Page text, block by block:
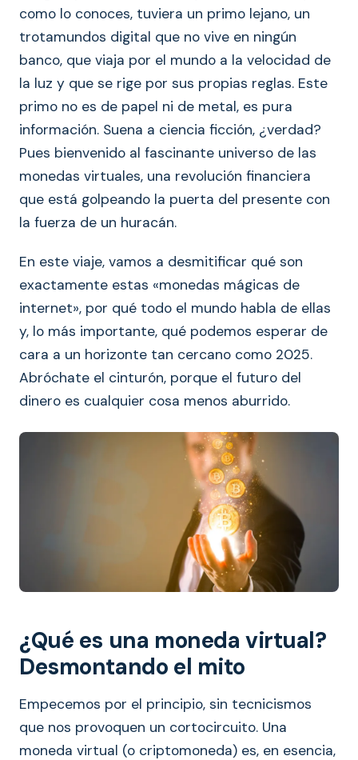
como lo conoces, tuviera un primo lejano, un
trotamundos digital que no vive en ningún
banco, que viaja por el mundo a la velocidad de
la luz y que se rige por sus propias reglas. Este
primo no es de papel ni de metal, es pura
información. Suena a ciencia ficción, ¿verdad?
Pues bienvenido al fascinante universo de las
monedas virtuales, una revolución financiera
que está golpeando la puerta del presente con
la fuerza de un huracán.
En este viaje, vamos a desmitificar qué son
exactamente estas «monedas mágicas de
internet», por qué todo el mundo habla de ellas
y, lo más importante, qué podemos esperar de
cara a un horizonte tan cercano como 2025.
Abróchate el cinturón, porque el futuro del
dinero es cualquier cosa menos aburrido.
¿Qué es una moneda virtual?
Desmontando el mito
Empecemos por el principio, sin tecnicismos
que nos provoquen un cortocircuito. Una
moneda virtual (o criptomoneda) es, en esencia,